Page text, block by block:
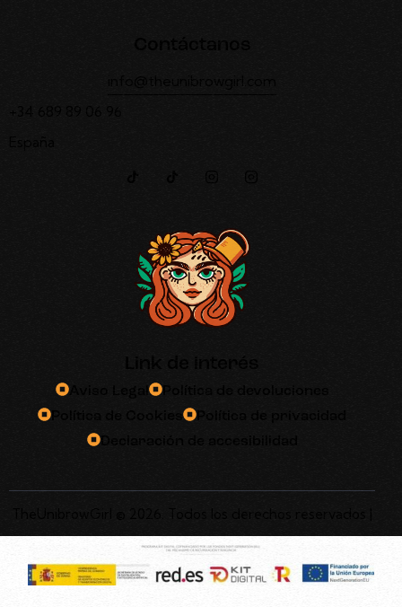
Contáctanos
info@theunibrowgirl.com
+34 689 89 06 96
España
Link de interés
Aviso Legal
Política de devoluciones
Política de Cookies
Política de privacidad
Declaración de accesibilidad
TheUnibrowGirl © 2026. Todos los derechos reservados |